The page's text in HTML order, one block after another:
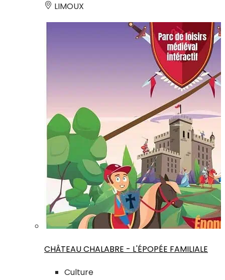
LIMOUX
CHÂTEAU CHALABRE - L'ÉPOPÉE FAMILIALE
Culture